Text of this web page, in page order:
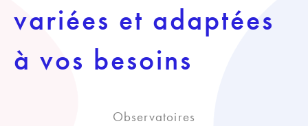
variées et adaptées
à vos besoins
Observatoires